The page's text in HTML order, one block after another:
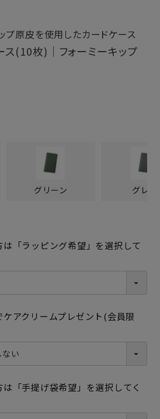
プ原皮を使用したカードケース
ス(10枚)｜フォーミーキップ
グリーン グレー
「ラッピング希望」を選択して
アクリームプレゼント(会員限
「手提げ袋希望」を選択してく